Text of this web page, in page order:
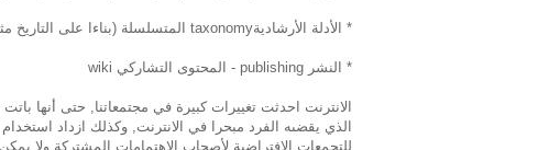
* الأدلة الأرشاديةtaxonomy المتسلسلة (بناءا على التاريخ مثلا) - مقارنة مع التصنيفات tagging
* النشر publishing - المحتوى التشاركي wiki
الانترنت احدثت تغييرات كبيرة في مجتمعاتنا, حتى أنها
الذي يقضىه الفرد مبحرا في الانترنت, وكذلك ازداد
للتجمعات الافتراضية لأصحاب الاهتمامات المشتركة ولا